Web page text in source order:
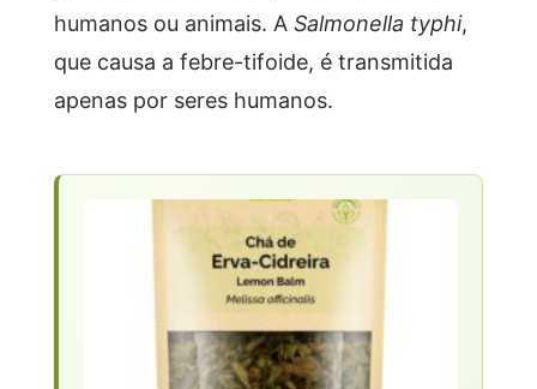
humanos ou animais. A Salmonella typhi,
que causa a febre-tifoide, é transmitida
apenas por seres humanos.